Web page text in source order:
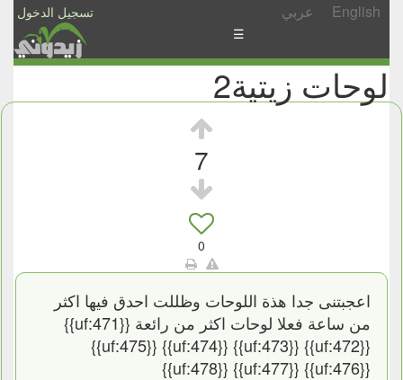
تسجيل الدخول عربي English
الأخبار
الأسئلة
☰
لوحات زيتية2
7
0
اعجبتنى جدا هذة اللوحات وظللت احدق فيها اكثر
من ساعة فعلا لوحات اكثر من رائعة {{uf:471}}
{{uf:472}} {{uf:473}} {{uf:474}} {{uf:475}}
{{uf:476}} {{uf:477}} {{uf:478}}